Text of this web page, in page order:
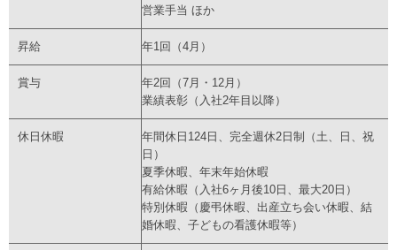
営業手当 ほか
昇給 年1回（4月）
賞与
年2回（7月・12月）
業績表彰（入社2年目以降）
休日休暇
年間休日124日、完全週休2日制（土、日、祝
日）
夏季休暇、年末年始休暇
有給休暇（入社6ヶ月後10日、最大20日）
特別休暇（慶弔休暇、出産立ち会い休暇、結
婚休暇、子どもの看護休暇等）